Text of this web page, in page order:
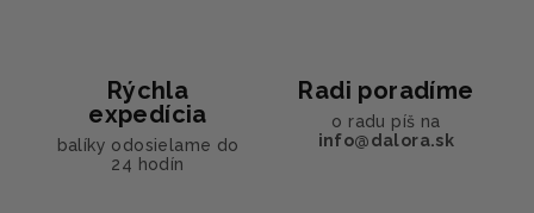
Rýchla
expedícia
balíky odosielame do
24 hodín
Radi poradíme
o radu píš na
info@dalora.sk